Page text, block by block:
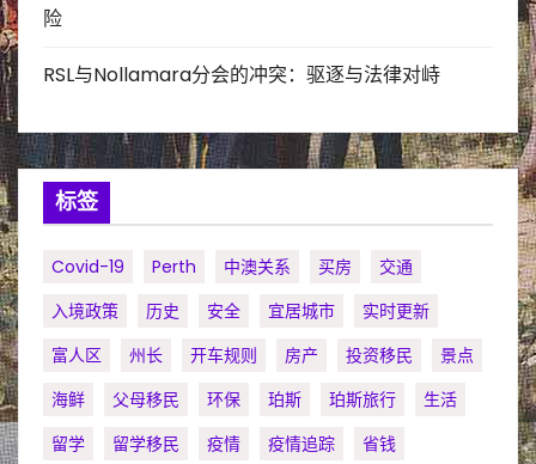
险
RSL与Nollamara分会的冲突：驱逐与法律对峙
标签
Covid-19 Perth 中澳关系 买房
交通
入境政策
历史 安全 宜居城市
实时更新
富人区
州长 开车规则 房产 投资移民
景点
海鲜
父母移民 环保 珀斯 珀斯旅行
生活
留学
留学移民 疫情 疫情追踪
省钱